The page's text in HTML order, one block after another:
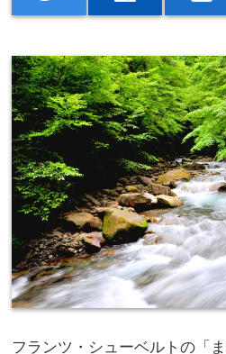
フランツ・シューベルトの「